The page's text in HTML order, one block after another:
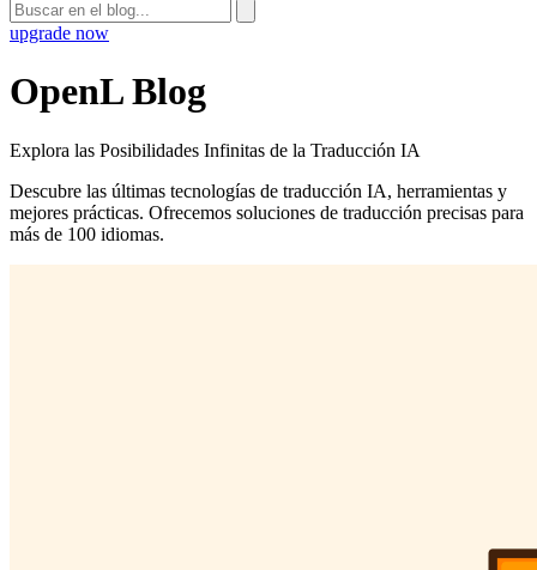
upgrade now
OpenL Blog
Explora las Posibilidades Infinitas de la Traducción IA
Descubre las últimas tecnologías de traducción IA, herramientas y
mejores prácticas. Ofrecemos soluciones de traducción precisas para
más de 100 idiomas.